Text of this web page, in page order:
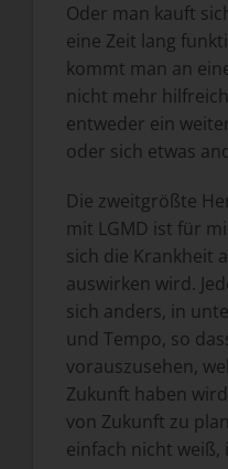
Oder man kauft
eine Zeit lang
kommt man an
nicht mehr
entweder ein
oder sich etwas
Die zweitgrößte
mit LGMD ist für
sich die Krankheit
auswirken wird.
sich anders, in
und Tempo, so
vorauszusehen,
Zukunft haben
von Zukunft zu
einfach nicht weiß,